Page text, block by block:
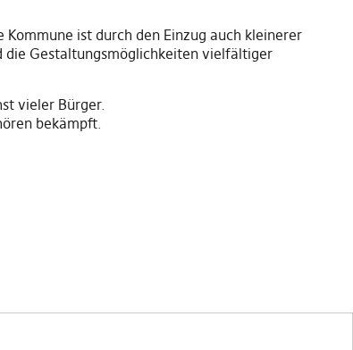
ist durch den Einzug auch kleinerer
die Gestaltungsmöglichkeiten vielfältiger
vieler Bürger.
bekämpft.